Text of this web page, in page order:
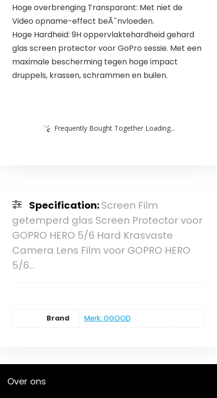
Hoge overbrenging Transparant: Met niet de
Video opname-effect beÃ¯nvloeden.
Hoge Hardheid: 9H oppervlaktehardheid gehard
glas screen protector voor GoPro sessie. Met een
maximale bescherming tegen hoge impact
druppels, krassen, schrammen en builen.
Frequently Bought Together Loading...
Specification:Screen Film
getemperd glas Screen Protector voor
GOPRO HERO 5/6 Hard Krasvaste
Camera Lens Film voor GOPRO HERO
5/6…
Brand Merk: GGOOD
Over ons